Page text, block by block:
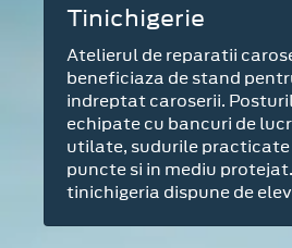
Tinichigerie
Atelierul de reparatii
beneficiaza de stand
indreptat caroserii.
echipate cu bancuri de
utilate, sudurile practicate
puncte si in mediu
tinichigeria dispune de